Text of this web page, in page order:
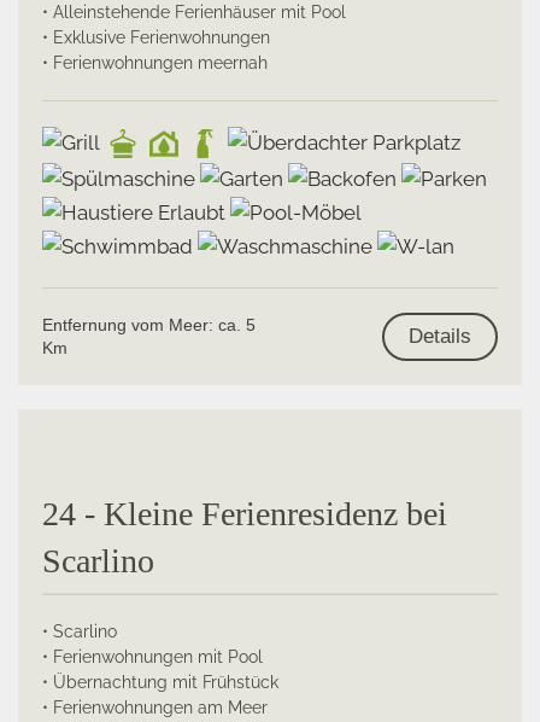
• Alleinstehende Ferienhäuser mit Pool
• Exklusive Ferienwohnungen
• Ferienwohnungen meernah
Entfernung vom Meer: ca. 5
Km
Details
24 - Kleine Ferienresidenz bei
Scarlino
• Scarlino
• Ferienwohnungen mit Pool
• Übernachtung mit Frühstück
• Ferienwohnungen am Meer